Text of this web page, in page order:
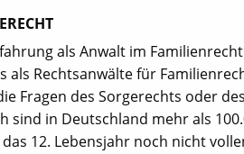
als Anwalt im
als Rechtsanwälte für
Fragen des Sorgerechts oder
sind in Deutschland mehr als
12. Lebensjahr noch nicht